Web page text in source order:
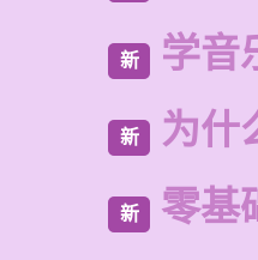
新 学音
新 为什
新 零基